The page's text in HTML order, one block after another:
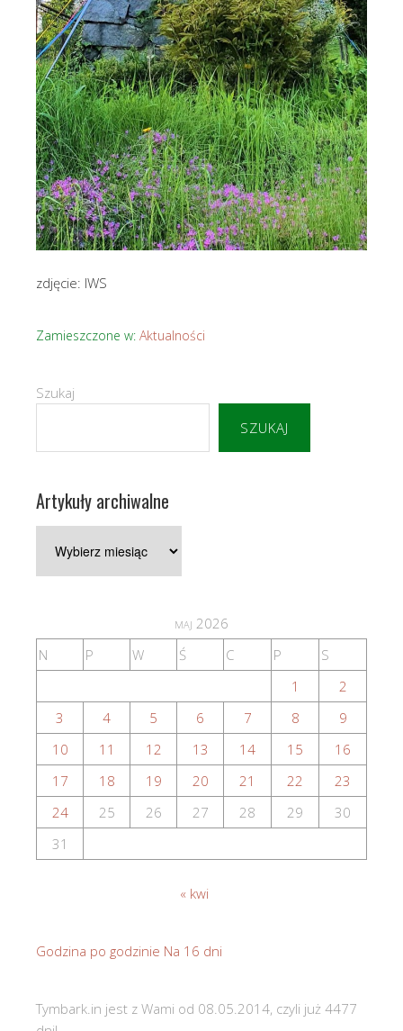
zdjęcie: IWS
Zamieszczone w: Aktualności
Szukaj
SZUKAJ
Artykuły archiwalne
archiwalne
maj 2026
N
P W Ś C P
S
1
2
3
4 5 6 7 8
9
10
11 12 13 14 15
16
17
18 19 20 21 22
23
24
25 26 27 28 29
30
31
« kwi
Godzina po godzinie Na 16 dni
Tymbark.in jest z Wami od 08.05.2014, czyli już 4477